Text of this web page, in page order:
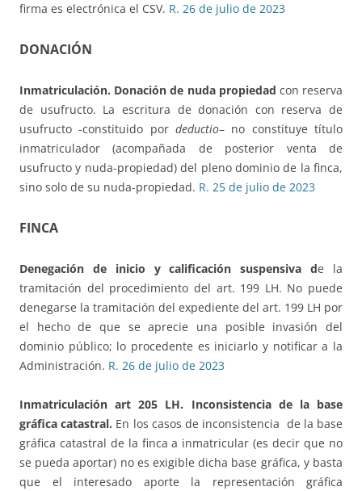
firma es electrónica el CSV. R. 26 de julio de 2023
DONACIÓN
Inmatriculación. Donación de nuda propiedad con reserva
de usufructo. La escritura de donación con reserva de
usufructo -constituido por deductio– no constituye título
inmatriculador (acompañada de posterior venta de
usufructo y nuda-propiedad) del pleno dominio de la finca,
sino solo de su nuda-propiedad. R. 25 de julio de 2023
FINCA
Denegación de inicio y calificación suspensiva de la
tramitación del procedimiento del art. 199 LH. No puede
denegarse la tramitación del expediente del art. 199 LH por
el hecho de que se aprecie una posible invasión del
dominio público; lo procedente es iniciarlo y notificar a la
Administración. R. 26 de julio de 2023
Inmatriculación art 205 LH. Inconsistencia de la base
gráfica catastral. En los casos de inconsistencia de la base
gráfica catastral de la finca a inmatricular (es decir que no
se pueda aportar) no es exigible dicha base gráfica, y basta
que el interesado aporte la representación gráfica